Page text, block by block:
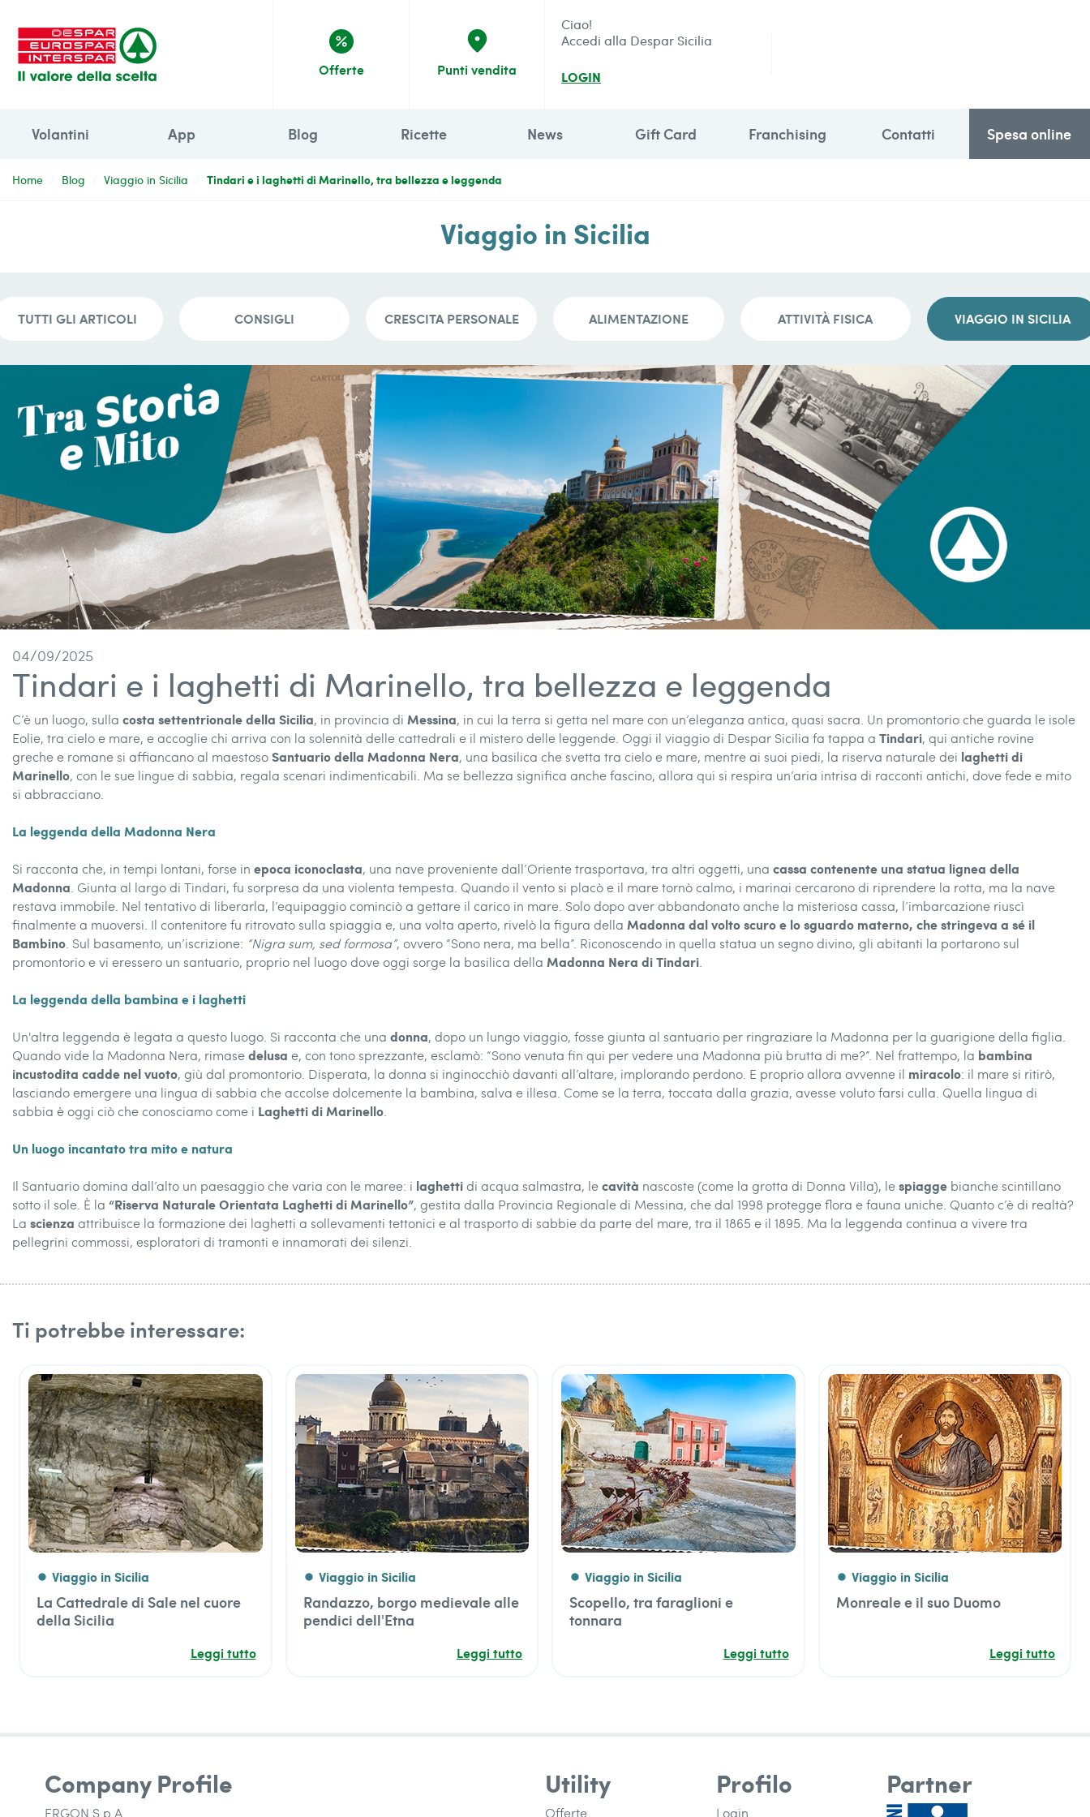
percent
Offerte
place
Punti vendita
Ciao!
Accedi alla Despar Sicilia
LOGIN
Volantini App Blog Ricette News Gift Card Franchising Contatti Spesa online
Home Blog Viaggio in Sicilia Tindari e i laghetti di Marinello, tra bellezza e leggenda
Viaggio in Sicilia
TUTTI GLI ARTICOLI CONSIGLI CRESCITA PERSONALE ALIMENTAZIONE ATTIVITÀ FISICA VIAGGIO IN SICILIA
04/09/2025
Tindari e i laghetti di Marinello, tra bellezza e leggenda
C’è un luogo, sulla costa settentrionale della Sicilia, in provincia di Messina, in cui la terra si getta nel mare con un’eleganza antica, quasi sacra. Un promontorio che guarda le isole
Eolie, tra cielo e mare, e accoglie chi arriva con la solennità delle cattedrali e il mistero delle leggende. Oggi il viaggio di Despar Sicilia fa tappa a Tindari, qui antiche rovine
greche e romane si affiancano al maestosoSantuario della Madonna Nera, una basilica che svetta tra cielo e mare, mentre ai suoi piedi, la riserva naturale dei laghetti di
Marinello, con le sue lingue di sabbia, regala scenari indimenticabili. Ma se bellezza significa anche fascino, allora qui si respira un’aria intrisa di racconti antichi, dove fede e mito
si abbracciano.
La leggenda della Madonna Nera
Si racconta che, in tempi lontani, forse in epoca iconoclasta, una nave proveniente dall’Oriente trasportava, tra altri oggetti, una cassa contenente una statua lignea della
Madonna . Giunta al largo di Tindari, fu sorpresa da una violenta tempesta. Quando il vento si placò e il mare tornò calmo, i marinai cercarono di riprendere la rotta, ma la nave
restava immobile. Nel tentativo di liberarla, l’equipaggio cominciò a gettare il carico in mare. Solo dopo aver abbandonato anche la misteriosa cassa, l’imbarcazione riuscì
finalmente a muoversi. Il contenitore fu ritrovato sulla spiaggia e, una volta aperto, rivelò la figura della Madonna dal volto scuro e lo sguardo materno, che stringeva a sé il
Bambino . Sul basamento, un’iscrizione: “Nigra sum, sed formosa”, ovvero “Sono nera, ma bella”. Riconoscendo in quella statua un segno divino, gli abitanti la portarono sul
promontorio e vi eressero un santuario, proprio nel luogo dove oggi sorge la basilica della Madonna Nera di Tindari
La leggenda della bambina e i laghetti
Un'altra leggenda è legata a questo luogo. Si racconta che una donna, dopo un lungo viaggio, fosse giunta al santuario per ringraziare la Madonna per la guarigione della figlia.
Quando vide la Madonna Nera, rimasedelusa e, con tono sprezzante, esclamò: “Sono venuta fin qui per vedere una Madonna più brutta di me?”. Nel frattempo, la bambina
incustodita cadde nel vuoto, giù dal promontorio. Disperata, la donna si inginocchiò davanti all’altare, implorando perdono. E proprio allora avvenne il miracolo: il mare si ritirò,
lasciando emergere una lingua di sabbia che accolse dolcemente la bambina, salva e illesa. Come se la terra, toccata dalla grazia, avesse voluto farsi culla. Quella lingua di
sabbia è oggi ciò che conosciamo come i Laghetti di Marinello
Un luogo incantato tra mito e natura
Il Santuario domina dall’alto un paesaggio che varia con le maree: i laghettidi acqua salmastra, lecavità nascoste (come la grotta di Donna Villa), lespiagge bianche scintillano
sotto il sole. È la “Riserva Naturale Orientata Laghetti di Marinello”, gestita dalla Provincia Regionale di Messina, che dal 1998 protegge flora e fauna uniche. Quanto c’è di realtà?
La scienza attribuisce la formazione dei laghetti a sollevamenti tettonici e al trasporto di sabbie da parte del mare, tra il 1865 e il 1895. Ma la leggenda continua a vivere tra
pellegrini commossi, esploratori di tramonti e innamorati dei silenzi.
Ti potrebbe interessare:
fiber_manual_record Viaggio in Sicilia
La Cattedrale di Sale nel cuore
della Sicilia
Leggi tutto
fiber_manual_record Viaggio in Sicilia
Randazzo, borgo medievale alle
pendici dell'Etna
Leggi tutto
fiber_manual_record Viaggio in Sicilia
Scopello, tra faraglioni e
tonnara
Leggi tutto
fiber_manual_record Viaggio in Sicilia
Monreale e il suo Duomo
Leggi tutto
Company Profile
ERGON S.p.A
Utility
Offerte
Profilo
Login
Partner